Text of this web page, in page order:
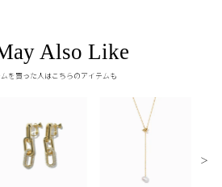
Also Like
を買った人はこちらのアイテムも
＞